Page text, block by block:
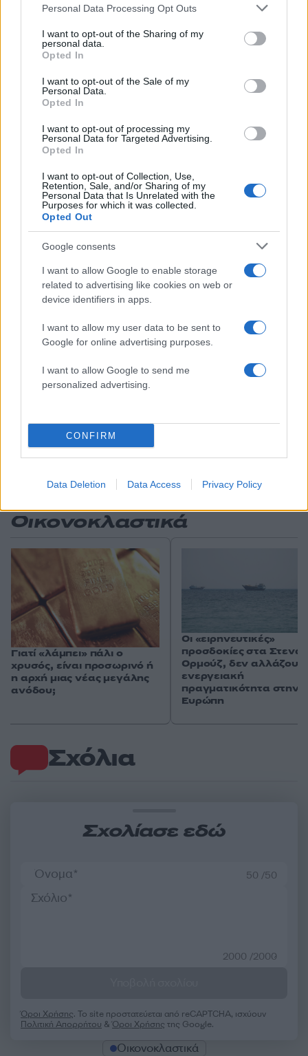
Please note that this website/app uses one or more Google
not limited to your visit or usage behaviour. You may click to
grant or deny consent to Google and its third-party tags to
use your data for below specified purposes in below Google
consent section.
Personal Data Processing Opt Outs
I want to opt-out of the Sharing of my
personal data.
Opted In
I want to opt-out of the Sale of my
Personal Data.
Opted In
I want to opt-out of processing my
Personal Data for Targeted Advertising.
Opted In
I want to opt-out of Collection, Use,
Retention, Sale, and/or Sharing of my
Personal Data that Is Unrelated with the
Purposes for which it was collected.
Opted Out
Google consents
I want to allow Google to enable storage
related to advertising like cookies on web or
device identifiers in apps.
I want to allow my user data to be sent to
Google for online advertising purposes.
I want to allow Google to send me
personalized advertising.
CONFIRM
Data Deletion Data Access Privacy Policy
Η ανακοίνωση της εντολής της Κομισιόν απλώς
κρύβει πίσω της για άλλη μία φορά την απόδειξη
ότι κανένας – και κυρίως οι ισχυροί της
Ευρωζώνης – δεν ενδιαφέρεται για ένα «κοινό»
Αυτό που κυριαρχεί πίσω από την κυνική
απόφαση της Κομισιόν είναι η «λογική» του «ο
σώζων εαυτόν σωθήτω…».
Και τίποτα άλλο.
Δεν είναι πλέον ο «παραλογισμός» ή η
«ανικανότητα» της Κομισιόν, που γνωρίσαμε στην
προηγούμενη κρίση στην Ελλάδα με τα τρία
μνημόνια.
Είναι οι φυγόκεντρες δυνάμεις στην Ε.Ε. που
φαίνεται να κυριαρχούν πλέον σε ένα κέντρο
χάνουν ολοένα και περισσότερο τον έλεγχο,
καθώς οι Βρυξέλλες στροβιλίζονται ανεξέλεγκτα
μπροστά στο εύρος της κρίσης. Και στις μεγάλες
απαντήσεις που αυτή απαιτεί.
Σχόλια
Σχολίασε εδώ
50 /50
2000 /2000
Όροι Χρήσης. Το site προστατεύεται από reCAPTCHA, ισχύουν
Πολιτική Απορρήτου &Όροι Χρήσης της Google.
Οικονοκλαστικά
Οικονοκλαστικά
Γιατί «λάμπει» πάλι ο
χρυσός, είναι προσωρινό ή
η αρχή μιας νέας μεγάλης
ανόδου;
Οι «ειρηνευτικές»
προσδοκίες στα Στενά
Ορμούζ, δεν αλλάζουν
ενεργειακή
πραγματικότητα στην
Ευρώπη